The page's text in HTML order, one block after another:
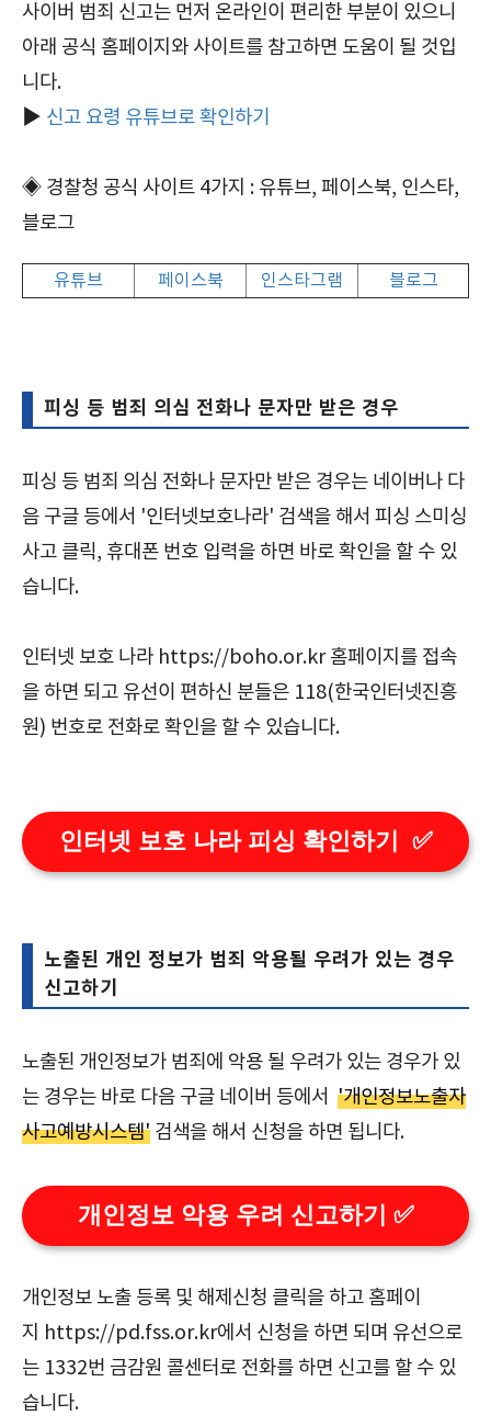
사이버 범죄 신고는 먼저 온라인이 편리한 부분이 있으니
아래 공식 홈페이지와 사이트를 참고하면 도움이 될 것입
니다.
▶ 신고 요령 유튜브로 확인하기
◈ 경찰청 공식 사이트 4가지 : 유튜브, 페이스북, 인스타,
블로그
유튜브 페이스북 인스타그램 블로그
피싱 등 범죄 의심 전화나 문자만 받은 경우
피싱 등 범죄 의심 전화나 문자만 받은 경우는 네이버나 다
음 구글 등에서 '인터넷보호나라' 검색을 해서 피싱 스미싱
사고 클릭, 휴대폰 번호 입력을 하면 바로 확인을 할 수 있
습니다.
인터넷 보호 나라 https://boho.or.kr 홈페이지를 접속
을 하면 되고 유선이 편하신 분들은 118(한국인터넷진흥
원) 번호로 전화로 확인을 할 수 있습니다.
인터넷 보호 나라 피싱 확인하기 ✅
노출된 개인 정보가 범죄 악용될 우려가 있는 경우
신고하기
노출된 개인정보가 범죄에 악용 될 우려가 있는 경우가 있
는 경우는 바로 다음 구글 네이버 등에서 '개인정보노출자
사고예방시스템' 검색을 해서 신청을 하면 됩니다.
개인정보 악용 우려 신고하기 ✅
개인정보 노출 등록 및 해제신청 클릭을 하고 홈페이
지 https://pd.fss.or.kr에서 신청을 하면 되며 유선으로
는 1332번 금감원 콜센터로 전화를 하면 신고를 할 수 있
습니다.